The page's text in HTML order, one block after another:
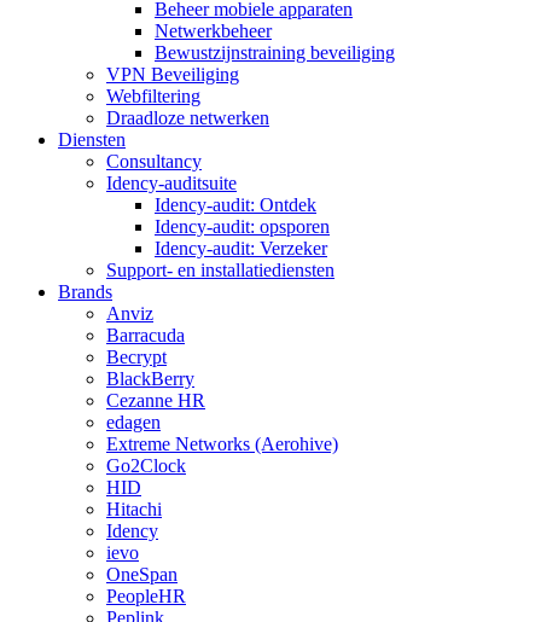
Beheer mobiele apparaten
Netwerkbeheer
Bewustzijnstraining beveiliging
VPN Beveiliging
Webfiltering
Draadloze netwerken
Diensten
Consultancy
Idency-auditsuite
Idency-audit: Ontdek
Idency-audit: opsporen
Idency-audit: Verzeker
Support- en installatiediensten
Brands
Anviz
Barracuda
Becrypt
BlackBerry
Cezanne HR
edagen
Extreme Networks (Aerohive)
Go2Clock
HID
Hitachi
Idency
ievo
OneSpan
PeopleHR